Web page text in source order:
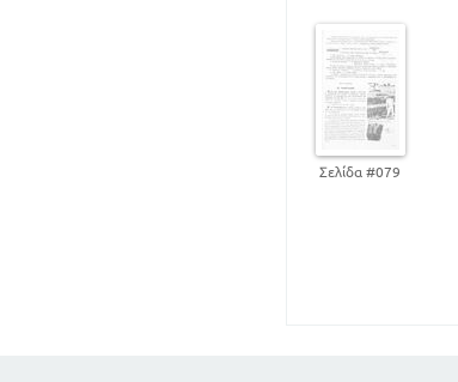
Σελίδα #079